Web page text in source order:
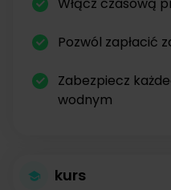
Pozwól zapłacić
Zabezpiecz
wodnym
kurs